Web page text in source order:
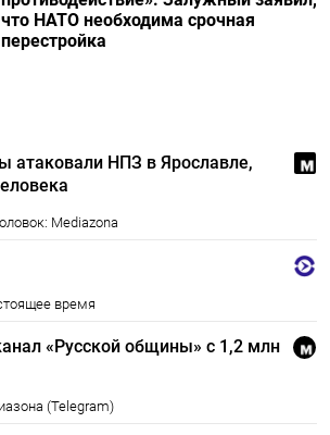
что НАТО необходима срочная
перестройка